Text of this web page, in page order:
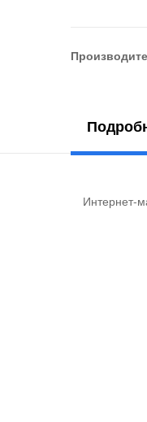
Интернет-